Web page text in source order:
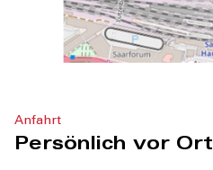
Anfahrt
Persönlich vor Ort